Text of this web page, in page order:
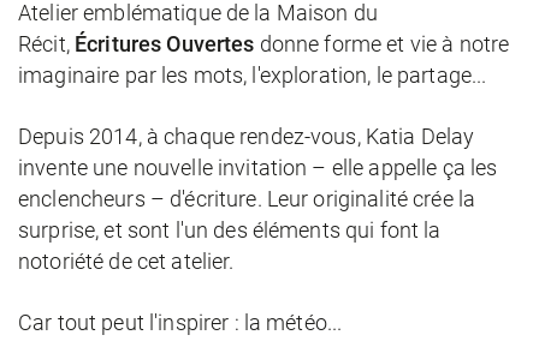
Atelier emblématique de la Maison du
Récit, Écritures Ouvertes donne forme et vie à notre
imaginaire par les mots, l'exploration, le partage...
Depuis 2014, à chaque rendez-vous, Katia Delay
invente une nouvelle invitation – elle appelle ça les
enclencheurs – d'écriture. Leur originalité crée la
surprise, et sont l'un des éléments qui font la
notoriété de cet atelier.
Car tout peut l'inspirer : la météo...